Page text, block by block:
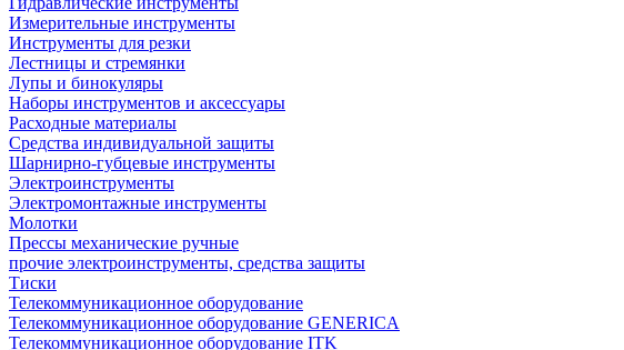
Измерительные инструменты
Инструменты для резки
Лестницы и стремянки
Лупы и бинокуляры
Наборы инструментов и аксессуары
Расходные материалы
Средства индивидуальной защиты
Шарнирно-губцевые инструменты
Электроинструменты
Электромонтажные инструменты
Молотки
Прессы механические ручные
прочие электроинструменты, средства защиты
Тиски
Телекоммуникационное оборудование
Телекоммуникационное оборудование GENERICA
Телекоммуникационное оборудование ITK